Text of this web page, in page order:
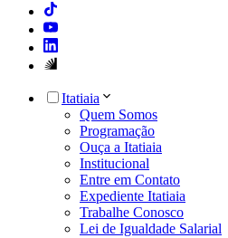
Itatiaia
Quem Somos
Programação
Ouça a Itatiaia
Institucional
Entre em Contato
Expediente Itatiaia
Trabalhe Conosco
Lei de Igualdade Salarial